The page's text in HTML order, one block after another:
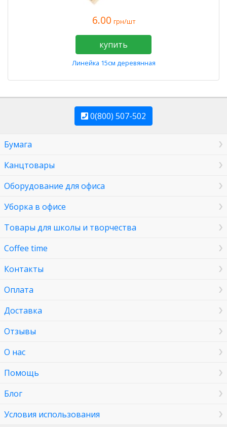
6.00 грн/шт
купить
Линейка 15см деревянная
0(800) 507-502
Бумага
Канцтовары
Оборудование для офиса
Уборка в офисе
Товары для школы и творчества
Coffee time
Контакты
Оплата
Доставка
Отзывы
О нас
Помощь
Блог
Условия использования